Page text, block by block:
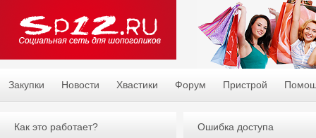
Закупки Новости Хвастики Форум Пристрой
Ошибка доступа
Как это работает?